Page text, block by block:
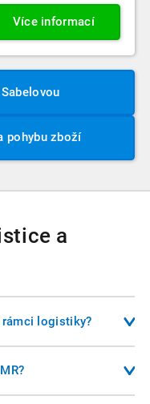
Více informací
pohybu zboží
a
rámci logistiky?
přemístění zásilky
ke skladové
dokument, který